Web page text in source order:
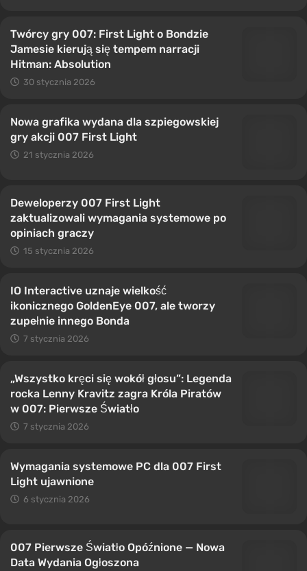
Twórcy gry 007: First Light o Bondzie
Jamesie kierują się tempem narracji
Hitman: Absolution
30 stycznia 2026
Nowa grafika wydana dla szpiegowskiej
gry akcji 007 First Light
21 stycznia 2026
Deweloperzy 007 First Light
zaktualizowali wymagania systemowe po
opiniach graczy
15 stycznia 2026
IO Interactive uznaje wielkość
ikonicznego GoldenEye 007, ale tworzy
zupełnie innego Bonda
7 stycznia 2026
„Wszystko kręci się wokół głosu”: Legenda
rocka Lenny Kravitz zagra Króla Piratów
w 007: Pierwsze Światło
7 stycznia 2026
Wymagania systemowe PC dla 007 First
Light ujawnione
6 stycznia 2026
007 Pierwsze Światło Opóźnione — Nowa
Data Wydania Ogłoszona